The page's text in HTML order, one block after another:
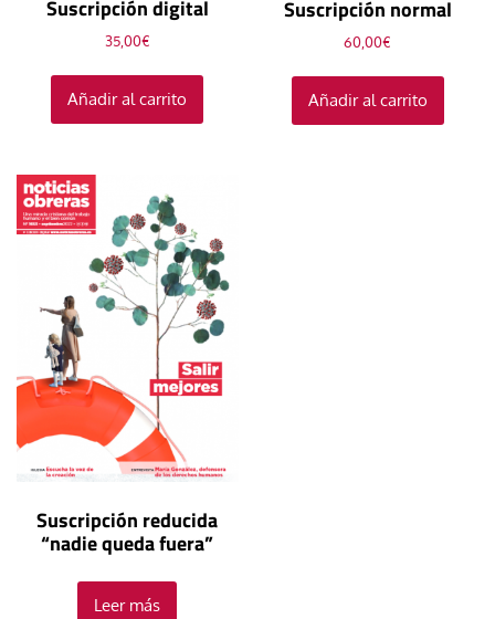
Suscripción digital
35,00€
Añadir al carrito
Suscripción normal
60,00€
Añadir al carrito
Suscripción reducida
“nadie queda fuera”
Leer más